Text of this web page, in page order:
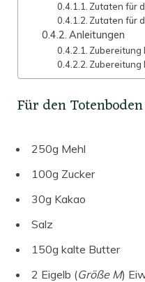
Zutaten für
Zutaten für
Anleitungen
Zubereitung
Zubereitung
Für den
250g Mehl
100g Zucker
30g Kakao
Salz
150g kalte Butter
2 Eigelb (Größe M)